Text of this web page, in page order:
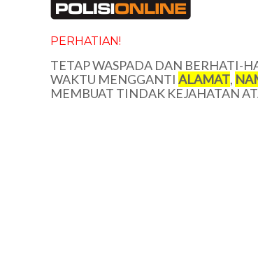
PERHATIAN!
TETAP WASPADA DAN BERHATI-
WAKTU MENGGANTI ALAMAT,
MEMBUAT TINDAK KEJAHATAN